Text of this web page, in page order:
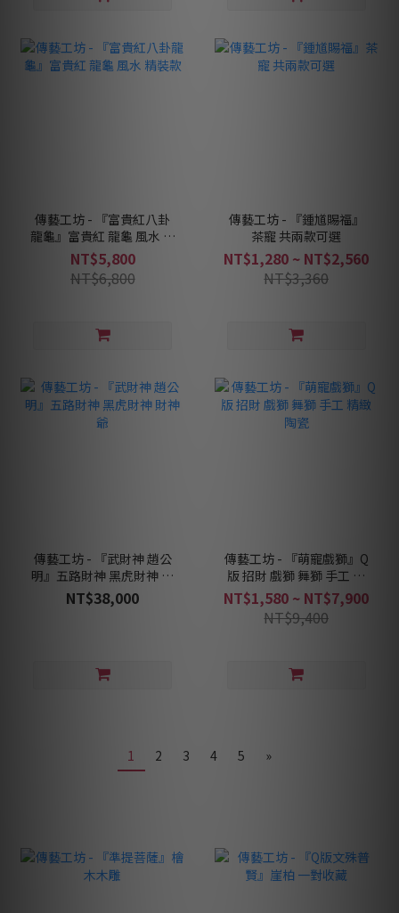
傳藝工坊 - 『富貴紅八卦
龍龜』富貴紅 龍龜 風水 精
裝款
NT$5,800
NT$6,800
傳藝工坊 - 『鍾馗賜福』
茶寵 共兩款可選
NT$1,280 ~ NT$2,560
NT$3,360
傳藝工坊 - 『武財神 趙公
明』五路財神 黑虎財神 財
神爺
NT$38,000
傳藝工坊 - 『萌寵戲獅』Q
版 招財 戲獅 舞獅 手工 精
緻 陶瓷
NT$1,580 ~ NT$7,900
NT$9,400
1 2 3 4 5 »